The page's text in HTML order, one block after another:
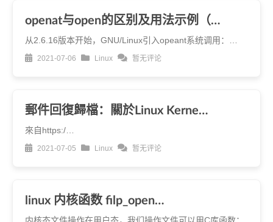
openat与open的区别及用法示例（…
从2.6.16版本开始，GNU/Linux引入opeant系统调用：…
2021-07-06 Linux 暂无评论
郵件回復歸檔：關於Linux Kerne…
來自https:/…
2021-07-05 Linux 暂无评论
linux 内核函数 filp_open…